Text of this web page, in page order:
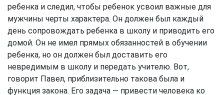
ребенка и следил, чтобы ребенок усвоил важные для
мужчины черты характера. Он должен был каждый
день сопровождать ребенка в школу и приводить его
домой. Он не имел прямых обязанностей в обучении
ребенка, но он должен был доставить его
невредимым в школу и передать учителю. Вот,
говорит Павел, приблизительно такова была и
функция закона. Его задача — привести человека ко